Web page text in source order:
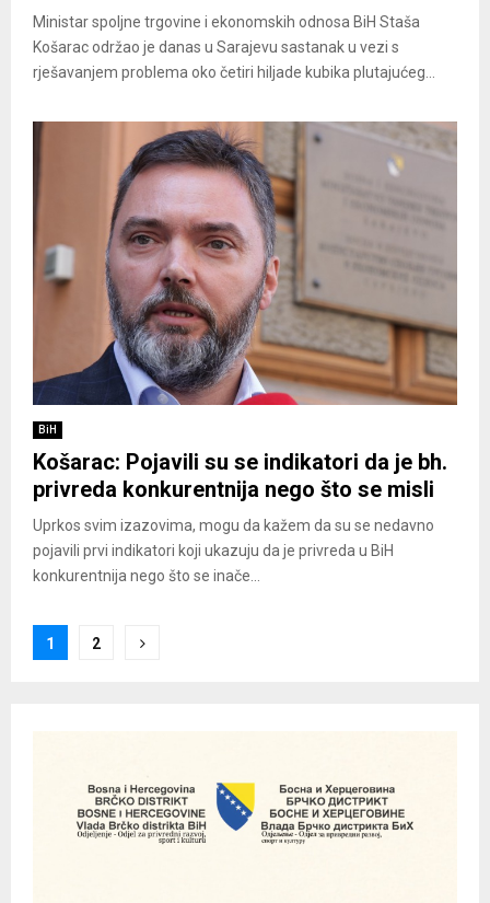
Ministar spoljne trgovine i ekonomskih odnosa BiH Staša
Košarac održao je danas u Sarajevu sastanak u vezi s
rješavanjem problema oko četiri hiljade kubika plutajućeg...
BiH
Košarac: Pojavili su se indikatori da je bh.
privreda konkurentnija nego što se misli
Uprkos svim izazovima, mogu da kažem da su se nedavno
pojavili prvi indikatori koji ukazuju da je privreda u BiH
konkurentnija nego što se inače...
Posts
1 2